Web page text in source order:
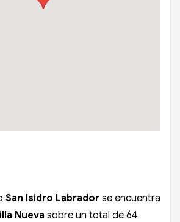
San Isidro Labrador se encuentra
Nueva sobre un total de 64